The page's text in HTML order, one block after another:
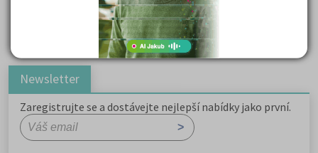
Karel Havlíček Borovský: Tyrolské elegie
Romain Rolland: Petr a Lucie
Newsletter
Zaregistrujte se a dostávejte nejlepší nabídky jako první.